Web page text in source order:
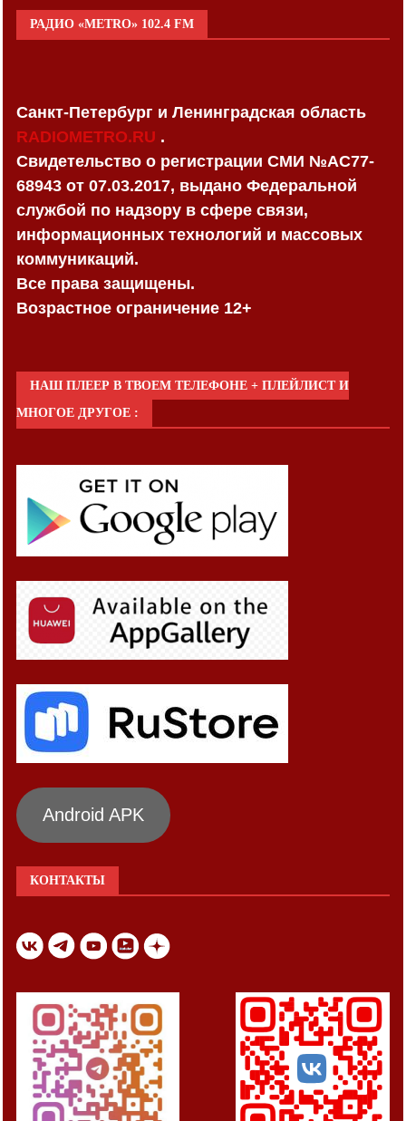
РАДИО «METRO» 102.4 FM
Санкт-Петербург и Ленинградская область
RADIOMETRO.RU .
Свидетельство о регистрации СМИ №AC77-
68943 от 07.03.2017, выдано Федеральной
службой по надзору в сфере связи,
информационных технологий и массовых
коммуникаций.
Все права защищены.
Возрастное ограничение 12+
НАШ ПЛЕЕР В ТВОЕМ ТЕЛЕФОНЕ + ПЛЕЙЛИСТ И
МНОГОЕ ДРУГОЕ :
Android APK
КОНТАКТЫ